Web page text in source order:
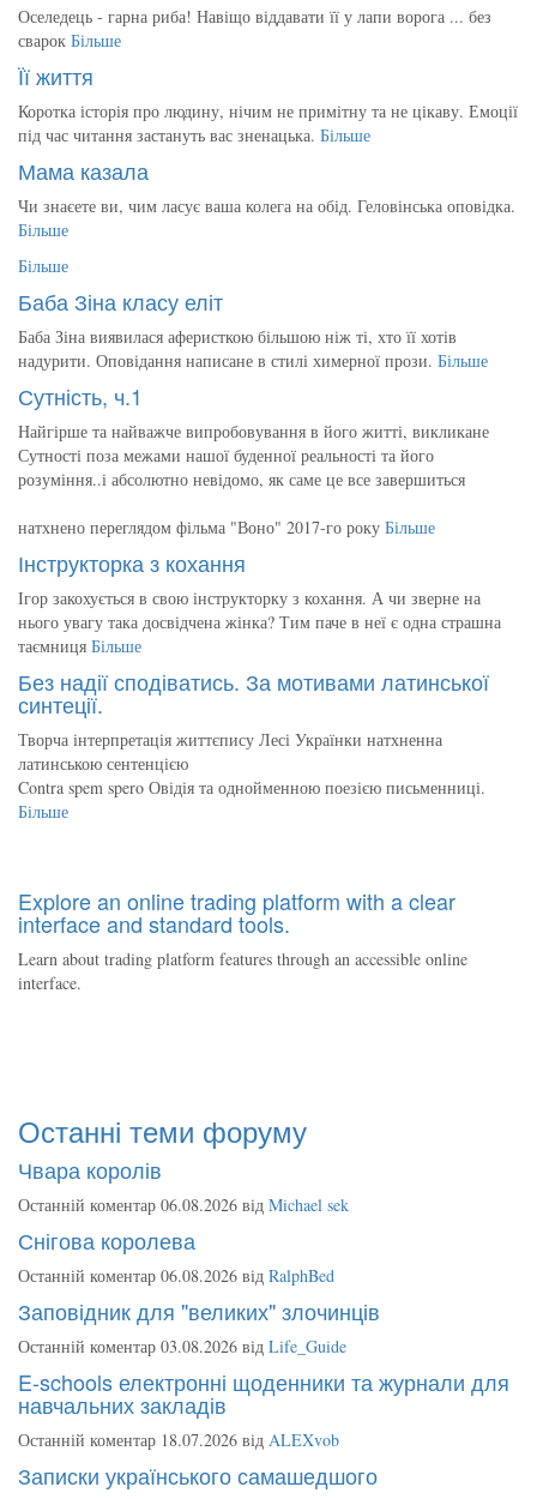
Оселедець - гарна риба! Навіщо віддавати її у лапи ворога ... без
сварок Більше
Її життя
Коротка історія про людину, нічим не примітну та не цікаву. Емоції
під час читання застануть вас зненацька. Більше
Мама казала
Чи знаєете ви, чим ласує ваша колега на обід. Геловінська оповідка.
Більше
Більше
Баба Зіна класу еліт
Баба Зіна виявилася аферисткою більшою ніж ті, хто її хотів
надурити. Оповідання написане в стилі химерної прози. Більше
Сутність, ч.1
Найгірше та найважче випробовування в його житті, викликане
Сутності поза межами нашої буденної реальності та його
розуміння..і абсолютно невідомо, як саме це все завершиться
натхнено переглядом фільма "Воно" 2017-го року Більше
Інструкторка з кохання
Ігор закохується в свою інструкторку з кохання. А чи зверне на
нього увагу така досвідчена жінка? Тим паче в неї є одна страшна
таємниця Більше
Без надії сподіватись. За мотивами латинської
синтеції.
Творча інтерпретація життєпису Лесі Українки натхненна
латинською сентенцією
Contra spem spero Овідія та однойменною поезією письменниці.
Більше
Explore an online trading platform with a clear
interface and standard tools.
Learn about trading platform features through an accessible online
interface.
Останні теми форуму
Чвара королів
Останній коментар 06.08.2026 від Michael sek
Снігова королева
Останній коментар 06.08.2026 від RalphBed
Заповідник для "великих" злочинців
Останній коментар 03.08.2026 від Life_Guide
E-schools електронні щоденники та журнали для
навчальних закладів
Останній коментар 18.07.2026 від ALEXvob
Записки українського самашедшого